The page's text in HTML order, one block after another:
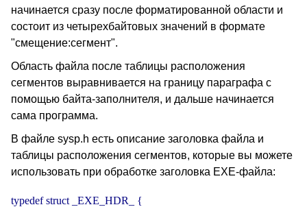
начинается сразу после форматированной области и
состоит из четырехбайтовых значений в формате
"смещение:сегмент".
Область файла после таблицы расположения
сегментов выравнивается на границу параграфа с
помощью байта-заполнителя, и дальше начинается
сама программа.
В файле sysp.h есть описание заголовка файла и
таблицы расположения сегментов, которые вы можете
использовать при обработке заголовка EXE-файла:
typedef struct _EXE_HDR_ {